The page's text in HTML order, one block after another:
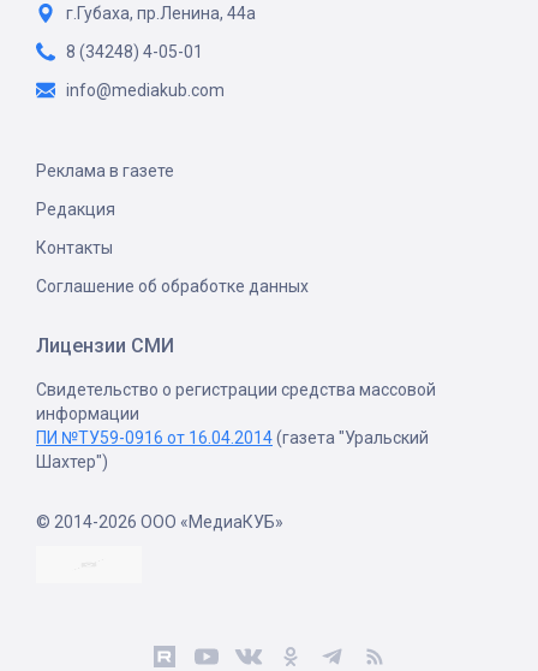
г.Губаха, пр.Ленина, 44а
8 (34248) 4-05-01
info@mediakub.com
Реклама в газете
Редакция
Контакты
Соглашение об обработке данных
Лицензии СМИ
Свидетельство о регистрации средства массовой
информации
ПИ №ТУ59-0916 от 16.04.2014(газета "Уральский
Шахтер")
© 2014-2026 ООО «МедиаКУБ»